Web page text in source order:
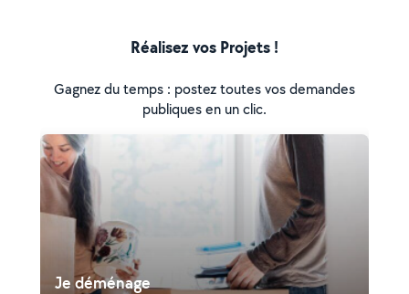
Réalisez vos Projets !
Gagnez du temps : postez toutes vos demandes
publiques en un clic.
Je déménage